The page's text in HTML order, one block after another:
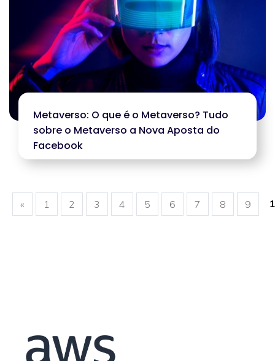
Metaverso: O que é o Metaverso? Tudo
sobre o Metaverso a Nova Aposta do
Facebook
« 1 2 3 4 5 6 7 8 9